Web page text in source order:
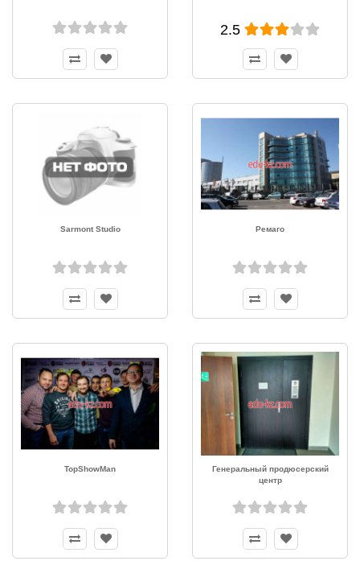
2.5
Sarmont Studio Ремаго
TopShowMan
Генеральный продюсерский
центр